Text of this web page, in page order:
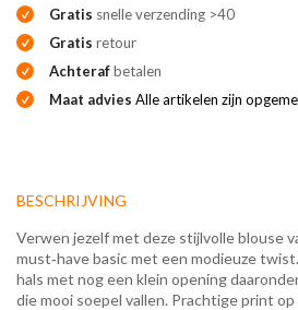
Gratis snelle verzending >40
Gratis retour
Achterafbetalen
Maat advies Alle artikelen zijn
BESCHRIJVING
Verwen jezelf met deze stijlvolle blouse
must‑have basic met een modieuze
hals met nog een klein opening
die mooi soepel vallen. Prachtige print